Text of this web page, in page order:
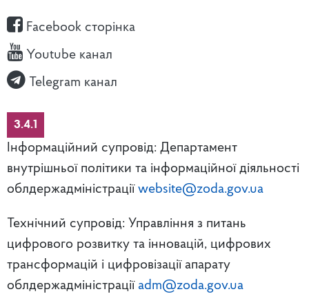
Facebook сторінка
Youtube канал
Telegram канал
3.4.1
Інформаційний супровід: Департамент
внутрішньої політики та інформаційної діяльності
облдержадміністрації website@zoda.gov.ua
Технічний супровід: Управління з питань
цифрового розвитку та інновацій, цифрових
трансформацій і цифровізації апарату
облдержадміністрації adm@zoda.gov.ua